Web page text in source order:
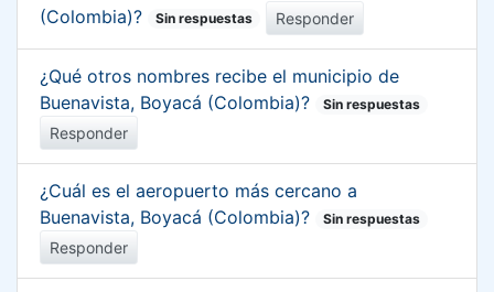
(Colombia)?
Sin respuestas Responder
¿Qué otros nombres recibe el municipio de
Buenavista, Boyacá (Colombia)?
Sin respuestas
Responder
¿Cuál es el aeropuerto más cercano a
Buenavista, Boyacá (Colombia)?
Sin respuestas
Responder